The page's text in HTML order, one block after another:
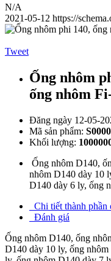
N/A
2021-05-12 https://
Tweet
Ống nhôm
ống nhôm
Đăng ngày 12-05-
Mã sản phẩm:
Khối lượng:
Ống nhôm D140,
nhôm D140 dày 10
D140 dày 6 ly, ống
Chi tiết thành phần
Đánh giá
Ống nhôm D140, ống
D140 dày 10 ly, ống